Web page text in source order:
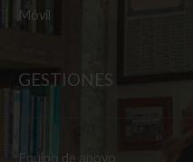
Móvil
GESTIONES
Equipo de apoyo